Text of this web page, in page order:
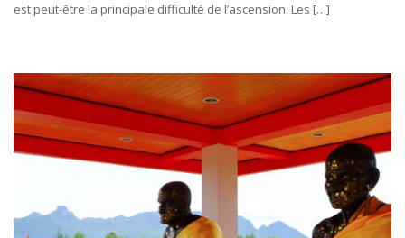
est peut-être la principale difficulté de l’ascension. Les […]